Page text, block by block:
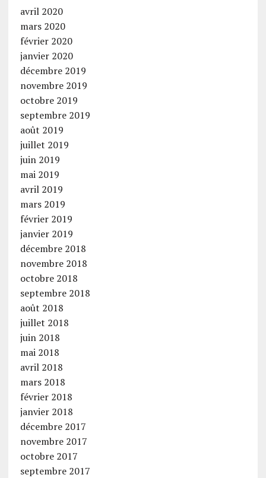
avril 2020
mars 2020
février 2020
janvier 2020
décembre 2019
novembre 2019
octobre 2019
septembre 2019
août 2019
juillet 2019
juin 2019
mai 2019
avril 2019
mars 2019
février 2019
janvier 2019
décembre 2018
novembre 2018
octobre 2018
septembre 2018
août 2018
juillet 2018
juin 2018
mai 2018
avril 2018
mars 2018
février 2018
janvier 2018
décembre 2017
novembre 2017
octobre 2017
septembre 2017